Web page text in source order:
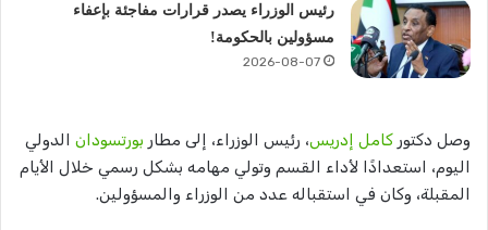
رئيس الوزراء يصدر قرارات مفاجئة بإعفاء
مسؤولين بالحكومة!
2026-08-07
وصل دكتور كامل إدريس، رئيس الوزراء، إلى مطار بورتسودان الدولي
اليوم، استعدادًا لأداء القسم وتولي مهامه بشكل رسمي خلال الأيام
المقبلة، وكان في استقباله عدد من الوزراء والمسؤولين.